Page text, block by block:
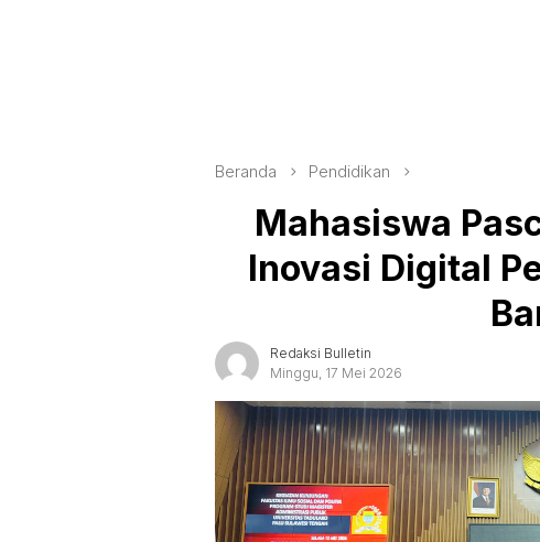
Beranda Pendidikan
Mahasiswa
Inovasi Digital
Redaksi Bulletin
Minggu, 17 Mei 2026